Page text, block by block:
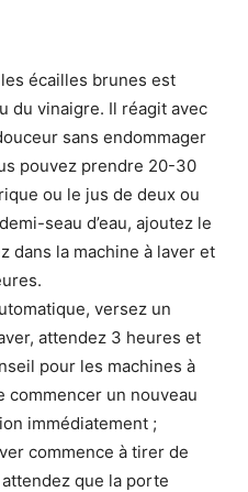
écailles brunes est
du vinaigre. Il réagit avec
sans endommager
pouvez prendre 20-30
ou le jus de deux ou
seau d’eau, ajoutez le
dans la machine à laver et
versez un
attendez 3 heures et
pour les machines à
commencer un nouveau
immédiatement ;
commence à tirer de
que la porte